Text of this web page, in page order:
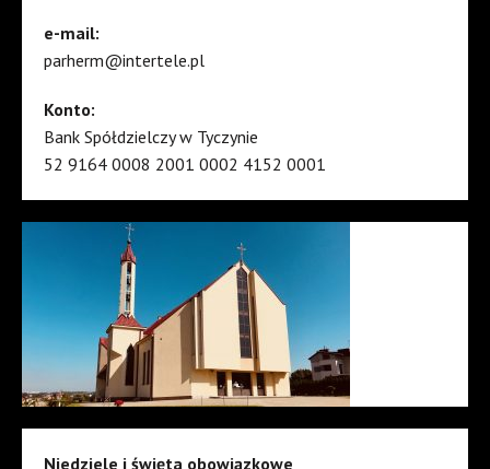
e-mail:
parherm@intertele.pl
Konto:
Bank Spółdzielczy w Tyczynie
52 9164 0008 2001 0002 4152 0001
Niedziele i święta obowiązkowe